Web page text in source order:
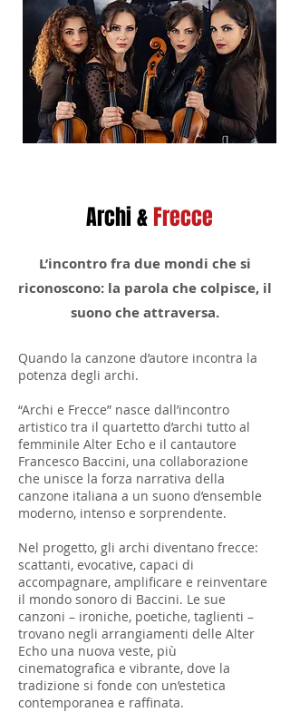
Archi & Frecce
L’incontro fra due mondi che si
riconoscono: la parola che colpisce, il
suono che attraversa.
Quando la canzone d’autore incontra la
potenza degli archi.
“Archi e Frecce” nasce dall’incontro
artistico tra il quartetto d’archi tutto al
femminile Alter Echo e il cantautore
Francesco Baccini, una collaborazione
che unisce la forza narrativa della
canzone italiana a un suono d’ensemble
moderno, intenso e sorprendente.
Nel progetto, gli archi diventano frecce:
scattanti, evocative, capaci di
accompagnare, amplificare e reinventare
il mondo sonoro di Baccini. Le sue
canzoni – ironiche, poetiche, taglienti –
trovano negli arrangiamenti delle Alter
Echo una nuova veste, più
cinematografica e vibrante, dove la
tradizione si fonde con un’estetica
contemporanea e raffinata.